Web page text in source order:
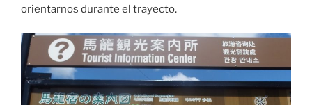
orientarnos durante el trayecto.